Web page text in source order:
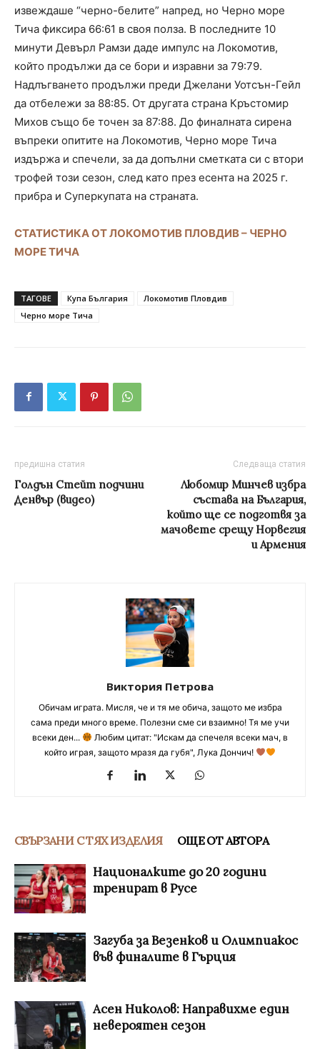
извеждаше “черно-белите” напред, но Черно море
Тича фиксира 66:61 в своя полза. В последните 10
минути Девърл Рамзи даде импулс на Локомотив,
който продължи да се бори и изравни за 79:79.
Надлъгването продължи преди Джелани Уотсън-Гейл
да отбележи за 88:85. От другата страна Кръстомир
Михов също бе точен за 87:88. До финалната сирена
въпреки опитите на Локомотив, Черно море Тича
издържа и спечели, за да допълни сметката си с втори
трофей този сезон, след като през есента на 2025 г.
прибра и Суперкупата на страната.
СТАТИСТИКА ОТ ЛОКОМОТИВ ПЛОВДИВ – ЧЕРНО
МОРЕ ТИЧА
ТАГОВЕ Купа България
Локомотив Пловдив
Черно море Тича
предишна статия
Голдън Стейт подчини
Денвър (видео)
Следваща статия
Любомир Минчев избра
състава на България,
който ще се подготвя за
мачовете срещу Норвегия
и Армения
Виктория Петрова
Обичам играта. Мисля, че и тя ме обича, защото ме избра
сама преди много време. Полезни сме си взаимно! Тя ме учи
всеки ден...
Любим цитат: "Искам да спечеля всеки мач, в
който играя, защото мразя да губя", Лука Дончич!
СВЪРЗАНИ С ТЯХ ИЗДЕЛИЯ ОЩЕ ОТ АВТОРА
Националките до 20 години
тренират в Русе
Загуба за Везенков и Олимпиакос
във финалите в Гърция
Асен Николов: Направихме един
невероятен сезон